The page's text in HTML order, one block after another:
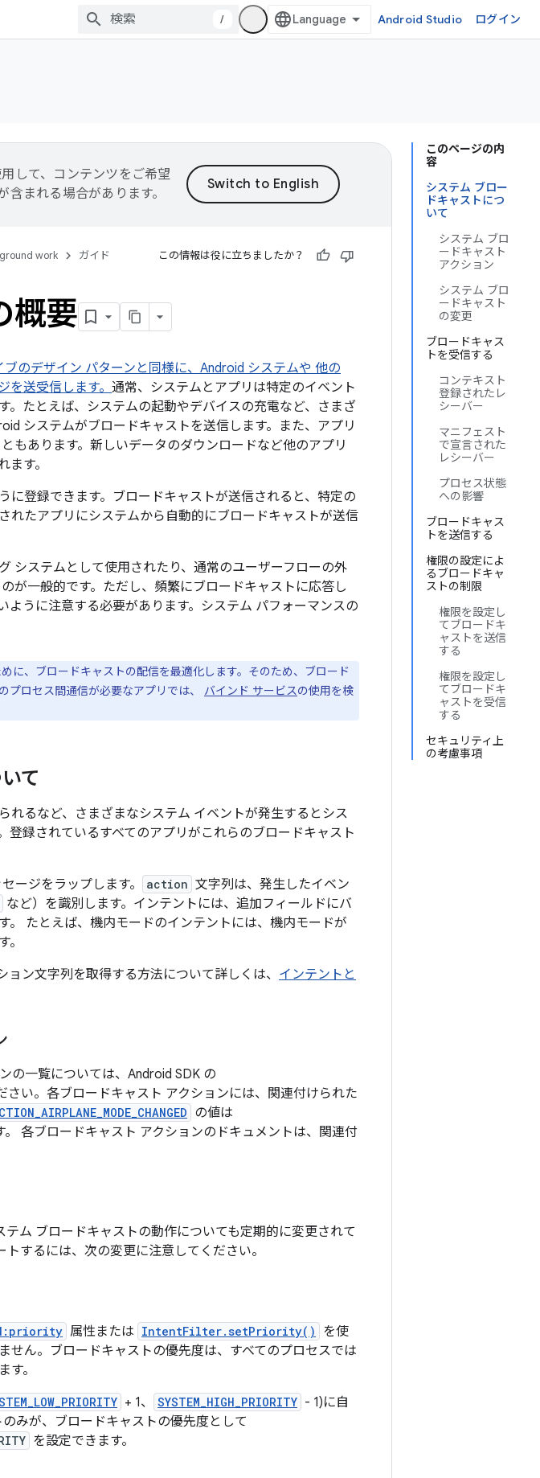
/ Android Studio ログイン
このページの内
容
システム ブロー
ドキャストにつ
いて
システム ブロ
ードキャスト
アクション
システム ブロ
ードキャスト
の変更
ブロードキャス
トを受信する
コンテキスト
登録されたレ
シーバー
マニフェスト
で宣言された
レシーバー
プロセス状態
への影響
ブロードキャス
トを送信する
権限の設定によ
るブロードキャ
ストの制限
権限を設定し
てブロードキ
ャストを送信
する
権限を設定し
てブロードキ
ャストを受信
する
セキュリティ上
の考慮事項
して、コンテンツをご希望
まれる場合があります。
work ガイド この情報は役に立ちましたか？
概要
のデザイン パターンと同様に、Android システムや 他の
送受信します。 通常、システムとアプリは特定のイベント
。たとえば、システムの起動やデバイスの充電など、さまざ
システムがブロードキャストを送信します。また、アプリ
もあります。新しいデータのダウンロードなど他のアプリ
す。
に登録できます。ブロードキャストが送信されると、特定の
れたアプリにシステムから自動的にブロードキャストが送信
システムとして使用されたり、通常のユーザーフローの外
が一般的です。ただし、頻繁にブロードキャストに応答し
ように注意する必要があります。システム パフォーマンスの
に、ブロードキャストの配信を最適化します。そのため、ブロード
プロセス間通信が必要なアプリでは、 バインド サービスの使用を検
て
れるなど、さまざまなシステム イベントが発生するとシス
登録されているすべてのアプリがこれらのブロードキャスト
ージをラップします。 action 文字列は、発生したイベン
など）を識別します。インテントには、追加フィールドにバ
。 たとえば、機内モードのインテントには、機内モードが
ン文字列を取得する方法について詳しくは、 インテントと
の一覧については、Android SDK の
さい。各ブロードキャスト アクションには、関連付けられた
の値は
。 各ブロードキャスト アクションのドキュメントは、関連付
ム ブロードキャストの動作についても定期的に変更されて
するには、次の変更に注意してください。
属性または IntentFilter.setPriority()
を使
せん。ブロードキャストの優先度は、すべてのプロセスでは
。
+ 1、 SYSTEM_HIGH_PRIORITY - 1)に自
みが、ブロードキャストの優先度として
を設定できます。